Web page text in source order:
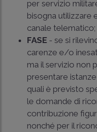
per servizio
bisogna utilizzare
canale telematico;
FASE - se si
carenze e/o
ma il servizio non
presentare
quali è previsto
le domande di
contribuzione
nonché per il